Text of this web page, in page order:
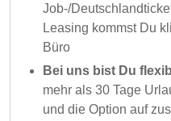
Job-/
Leasing kommst Du
Büro
Bei uns bist Du
mehr als 30 Tage
und die Option auf